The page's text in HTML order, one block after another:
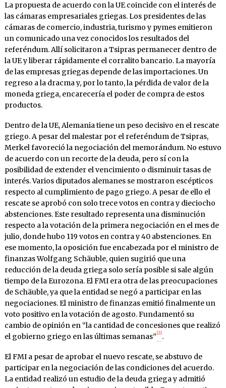
La propuesta de acuerdo con la UE coincide con el interés de
las cámaras empresariales griegas. Los presidentes de las
cámaras de comercio, industria, turismo y pymes emitieron
un comunicado una vez conocidos los resultados del
referéndum. Allí solicitaron a Tsipras permanecer dentro de
la UE y liberar rápidamente el corralito bancario. La mayoría
de las empresas griegas depende de las importaciones. Un
regreso a la dracma y, por lo tanto, la pérdida de valor de la
moneda griega, encarecería el poder de compra de estos
productos.
Dentro de la UE, Alemania tiene un peso decisivo en el rescate
griego. A pesar del malestar por el referéndum de Tsipras,
Merkel favoreció la negociación del memorándum. No estuvo
de acuerdo con un recorte de la deuda, pero sí con la
posibilidad de extender el vencimiento o disminuir tasas de
interés. Varios diputados alemanes se mostraron escépticos
respecto al cumplimiento de pago griego. A pesar de ello el
rescate se aprobó con solo trece votos en contra y dieciocho
abstenciones. Este resultado representa una disminución
respecto a la votación de la primera negociación en el mes de
julio, donde hubo 119 votos en contra y 40 abstenciones. En
ese momento, la oposición fue encabezada por el ministro de
finanzas Wolfgang Schäuble, quien sugirió que una
reducción de la deuda griega solo sería posible si sale algún
tiempo de la Eurozona. El FMI era otra de las preocupaciones
de Schäuble, ya que la entidad se negó a participar en las
negociaciones. El ministro de finanzas emitió finalmente un
voto positivo en la votación de agosto. Fundamentó su
cambio de opinión en “la cantidad de concesiones que realizó
el gobierno griego en las últimas semanas” [2] .
El FMI a pesar de aprobar el nuevo rescate, se abstuvo de
participar en la negociación de las condiciones del acuerdo.
La entidad realizó un estudio de la deuda griega y admitió